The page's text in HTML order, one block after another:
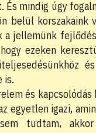
És mindig úgy
belül korszakaink
a jellemünk
ezeken
is.
és
egyetlen igazi,
tudtam,